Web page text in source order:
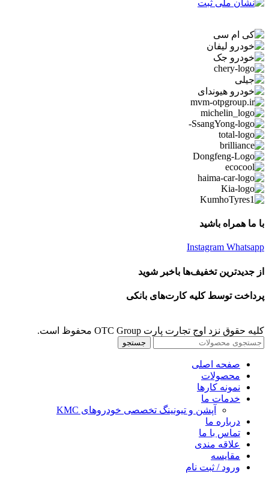
با ما همراه باشید
Instagram Whatsapp
از جدیدترین تخفیف‌ها باخبر شوید
پرداخت توسط کلیه کارت‌های بانکی
کلیه حقوق نزد اوج تجارت پارت OTC Group محفوظ است.
جستجو
صفحه اصلی
محصولات
نمونه کارها
خدمات ما
آپشن و تیونینگ تخصصی خودروهای KMC
درباره ما
تماس با ما
علاقه مندی
مقايسه
ورود / ثبت نام